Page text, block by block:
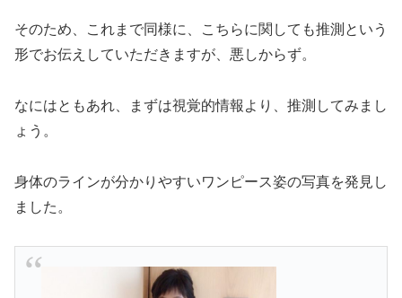
そのため、これまで同様に、こちらに関しても推測という
形でお伝えしていただきますが、悪しからず。
なにはともあれ、まずは視覚的情報より、推測してみまし
ょう。
身体のラインが分かりやすいワンピース姿の写真を発見し
ました。